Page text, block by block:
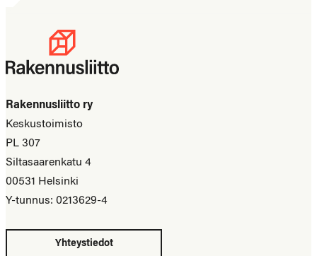
Rakennusliitto ry
Keskustoimisto
PL 307
Siltasaarenkatu 4
00531 Helsinki
Y-tunnus: 0213629-4
Yhteystiedot